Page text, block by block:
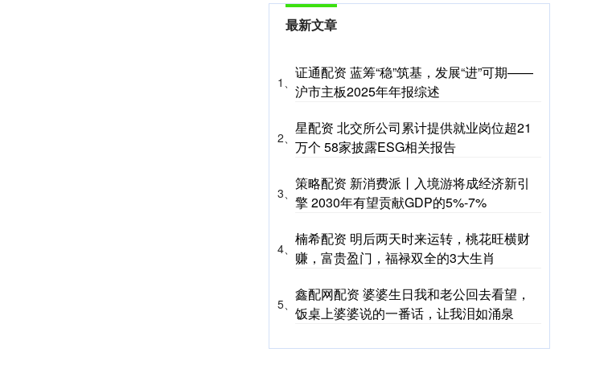
最新文章
1、
证通配资 蓝筹“稳”筑基，发展“进”可期——
沪市主板2025年年报综述
2、
星配资 北交所公司累计提供就业岗位超21
万个 58家披露ESG相关报告
3、
策略配资 新消费派丨入境游将成经济新引
擎 2030年有望贡献GDP的5%-7%
4、
楠希配资 明后两天时来运转，桃花旺横财
赚，富贵盈门，福禄双全的3大生肖
5、
鑫配网配资 婆婆生日我和老公回去看望，
饭桌上婆婆说的一番话，让我泪如涌泉